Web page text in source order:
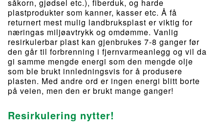
såkorn, gjødsel etc.), fiberduk, og harde
plastprodukter som kanner, kasser etc. Å få
returnert mest mulig landbruksplast er viktig for
næringas miljøavtrykk og omdømme. Vanlig
resirkulerbar plast kan gjenbrukes 7-8 ganger før
den går til forbrenning i fjernvarmeanlegg og vil da
gi samme mengde energi som den mengde olje
som ble brukt innledningsvis for å produsere
plasten. Med andre ord er ingen energi blitt borte
på veien, men den er brukt mange ganger!
Resirkulering nytter!